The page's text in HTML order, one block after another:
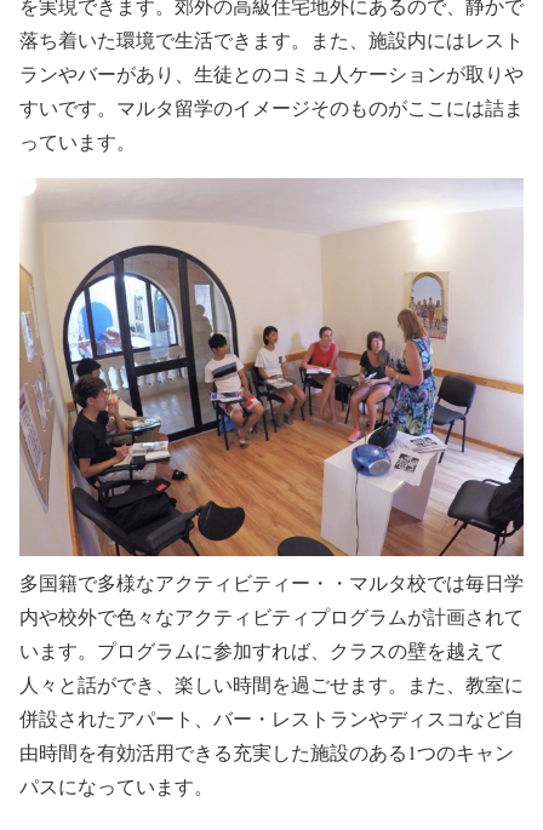
を実現できます。郊外の高級住宅地外にあるので、静かで
落ち着いた環境で生活できます。また、施設内にはレスト
ランやバーがあり、生徒とのコミュ人ケーションが取りや
すいです。マルタ留学のイメージそのものがここには詰ま
っています。
多国籍で多様なアクティビティー・・マルタ校では毎日学
内や校外で色々なアクティビティプログラムが計画されて
います。プログラムに参加すれば、クラスの壁を越えて
人々と話ができ、楽しい時間を過ごせます。また、教室に
併設されたアパート、バー・レストランやディスコなど自
由時間を有効活用できる充実した施設のある1つのキャン
パスになっています。